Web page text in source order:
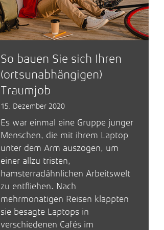
So bauen Sie sich Ihren
(ortsunabhängigen)
Traumjob
15. Dezember 2020
Es war einmal eine Gruppe junger
Menschen, die mit ihrem Laptop
unter dem Arm auszogen, um
einer allzu tristen,
hamsterradähnlichen Arbeitswelt
zu entfliehen. Nach
mehrmonatigen Reisen klappten
sie besagte Laptops in
verschiedenen Cafés im